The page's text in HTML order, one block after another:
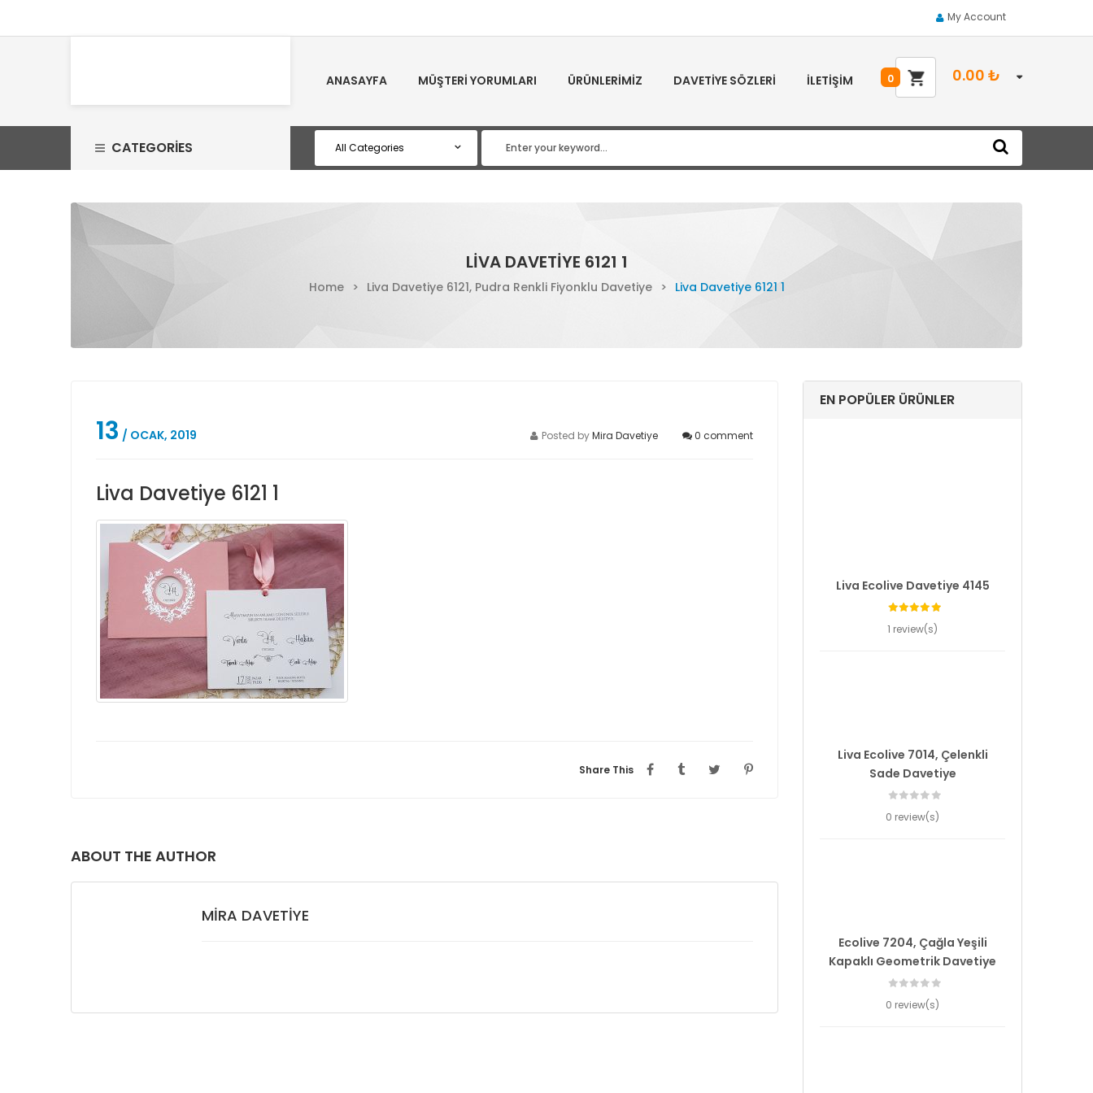
My Account
ANASAYFA MÜŞTERI YORUMLARI ÜRÜNLERIMIZ DAVETIYE SÖZLERI İLETIŞIM 0.00 ₺
0
CATEGORIES
LIVA DAVETIYE 6121 1
Home > Liva Davetiye 6121, Pudra Renkli Fiyonklu Davetiye > Liva Davetiye 6121 1
13 / OCAK, 2019 0 comment
Posted byMira Davetiye
Liva Davetiye 6121 1
Share This
ABOUT THE AUTHOR
MIRA DAVETIYE
EN POPÜLER ÜRÜNLER
Liva Ecolive Davetiye 4145
1 review(s)
Liva Ecolive 7014, Çelenkli
Sade Davetiye
0 review(s)
Ecolive 7204, Çağla Yeşili
Kapaklı Geometrik Davetiye
0 review(s)